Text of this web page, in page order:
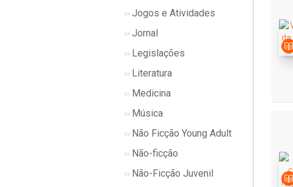
Jogos e Atividades
Jornal
Legislações
Literatura
Medicina
Música
Não Ficção Young Adult
Não-ficção
Não-Ficção Juvenil